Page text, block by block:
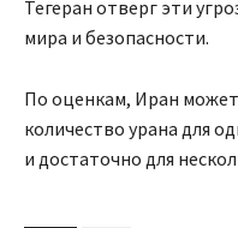
Тегеран отверг эти
мира и безопасности.
По оценкам, Иран
количество урана для
и достаточно для